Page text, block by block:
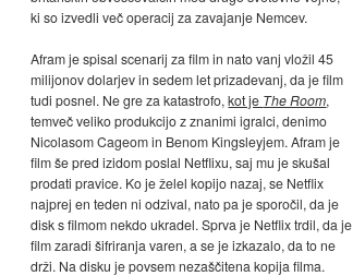
ki so izvedli več operacij za zavajanje Nemcev.
Afram je spisal scenarij za film in nato vanj vložil 45
milijonov dolarjev in sedem let prizadevanj, da je film
tudi posnel. Ne gre za katastrofo,kot je The Room,
temveč veliko produkcijo z znanimi igralci, denimo
Nicolasom Cageom in Benom Kingsleyjem. Afram je
film še pred izidom poslal Netflixu, saj mu je skušal
prodati pravice. Ko je želel kopijo nazaj, se Netflix
najprej en teden ni odzival, nato pa je sporočil, da je
disk s filmom nekdo ukradel. Sprva je Netflix trdil, da je
film zaradi šifriranja varen, a se je izkazalo, da to ne
drži. Na disku je povsem nezaščitena kopija filma.